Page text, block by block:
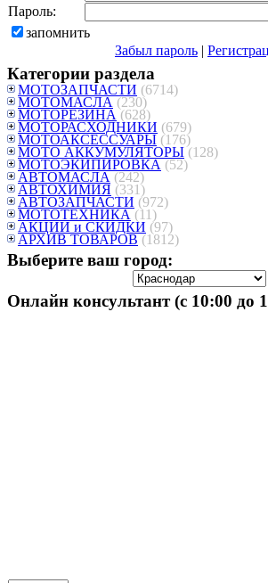
Пароль:
запомнить
Забыл пароль |
Категории раздела
МОТОЗАПЧАСТИ (6714)
МОТОМАСЛА (230)
МОТОРЕЗИНА (628)
МОТОРАСХОДНИКИ (679)
МОТОАКСЕССУАРЫ (176)
МОТО АККУМУЛЯТОРЫ (128)
МОТОЭКИПИРОВКА (52)
АВТОМАСЛА (242)
АВТОХИМИЯ (331)
АВТОЗАПЧАСТИ (972)
МОТОТЕХНИКА (11)
АКЦИИ и СКИДКИ (97)
АРХИВ ТОВАРОВ (1812)
Выберите ваш город:
Онлайн консультант (с 10:00 до